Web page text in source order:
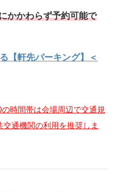
かかわらず予約可能で
【軒先パーキング】＜
時間帯は会場周辺で交通規
通機関の利用を推奨しま